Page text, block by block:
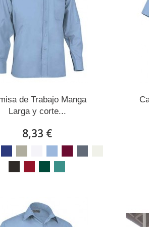
de Trabajo Manga
Larga y corte...
8,33 €